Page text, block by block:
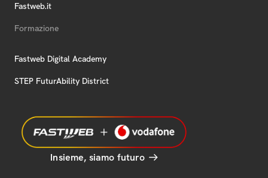
Fastweb.it
Formazione
Fastweb Digital Academy
STEP FuturAbility District
Insieme, siamo futuro